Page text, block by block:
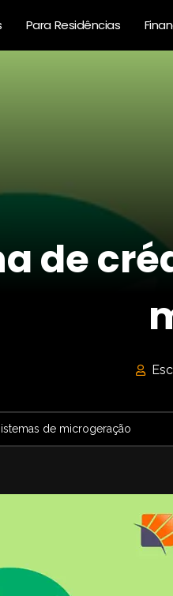
Para Residências
de
de microgeração